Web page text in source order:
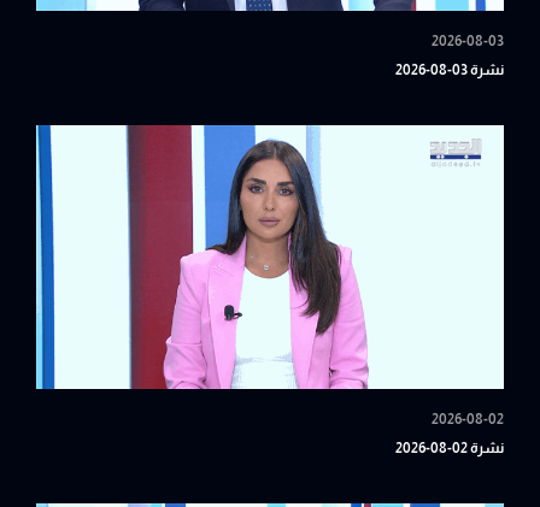
2026-08-03
نشرة 03-08-2026
2026-08-02
نشرة 02-08-2026